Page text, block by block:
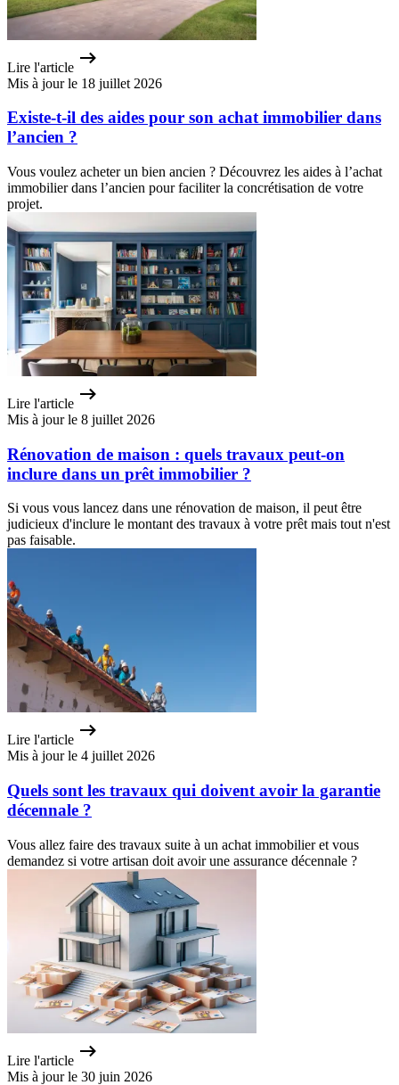
Lire l'article
Mis à jour le 18 juillet 2026
Existe-t-il des aides pour son achat immobilier dans
l’ancien ?
Vous voulez acheter un bien ancien ? Découvrez les aides à l’achat
immobilier dans l’ancien pour faciliter la concrétisation de votre
projet.
Lire l'article
Mis à jour le 8 juillet 2026
Rénovation de maison : quels travaux peut-on
inclure dans un prêt immobilier ?
Si vous vous lancez dans une rénovation de maison, il peut être
judicieux d'inclure le montant des travaux à votre prêt mais tout n'est
pas faisable.
Lire l'article
Mis à jour le 4 juillet 2026
Quels sont les travaux qui doivent avoir la garantie
décennale ?
Vous allez faire des travaux suite à un achat immobilier et vous
demandez si votre artisan doit avoir une assurance décennale ?
Lire l'article
Mis à jour le 30 juin 2026